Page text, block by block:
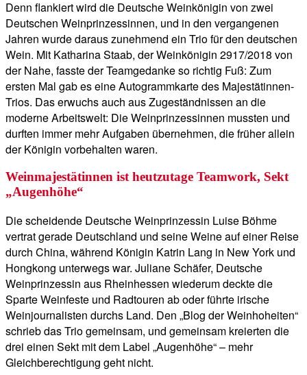
Denn flankiert wird die Deutsche Weinkönigin von zwei
Deutschen Weinprinzessinnen, und in den vergangenen
Jahren wurde daraus zunehmend ein Trio für den deutschen
Wein. Mit Katharina Staab, der Weinkönigin 2917/2018 von
der Nahe, fasste der Teamgedanke so richtig Fuß: Zum
ersten Mal gab es eine Autogrammkarte des Majestätinnen-
Trios. Das erwuchs auch aus Zugeständnissen an die
moderne Arbeitswelt: Die Weinprinzessinnen mussten und
durften immer mehr Aufgaben übernehmen, die früher allein
der Königin vorbehalten waren.
Weinmajestätinnen ist heutzutage Teamwork, Sekt
„Augenhöhe“
Die scheidende Deutsche Weinprinzessin Luise Böhme
vertrat gerade Deutschland und seine Weine auf einer Reise
durch China, während Königin Katrin Lang in New York und
Hongkong unterwegs war. Juliane Schäfer, Deutsche
Weinprinzessin aus Rheinhessen wiederum deckte die
Sparte Weinfeste und Radtouren ab oder führte irische
Weinjournalisten durchs Land. Den „Blog der Weinhoheiten“
schrieb das Trio gemeinsam, und gemeinsam kreierten die
drei einen Sekt mit dem Label „Augenhöhe“ – mehr
Gleichberechtigung geht nicht.